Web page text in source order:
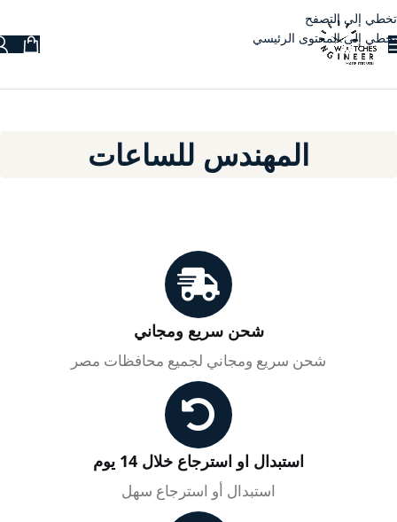
تخطي إلى التصفح
تخطي إلى المحتوى الرئيسي
المهندس للساعات
شحن سريع ومجاني
شحن سريع ومجاني لجميع محافظات مصر
استبدال او استرجاع خلال 14 يوم
استبدال أو استرجاع سهل